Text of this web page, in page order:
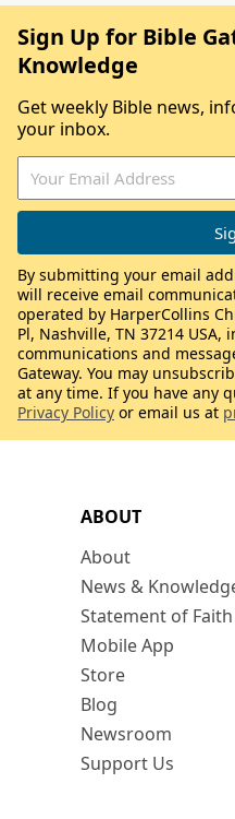
ABOUT
About
News &
Statement of Faith
Mobile App
Store
Blog
Newsroom
Support Us
Sign Up for Bible
Knowledge
Get weekly Bible news,
your inbox.
By submitting your email
will receive email
operated by HarperCollins
Pl, Nashville, TN 37214
communications and
Gateway. You may
at any time. If you have any
Privacy Policy or email us at